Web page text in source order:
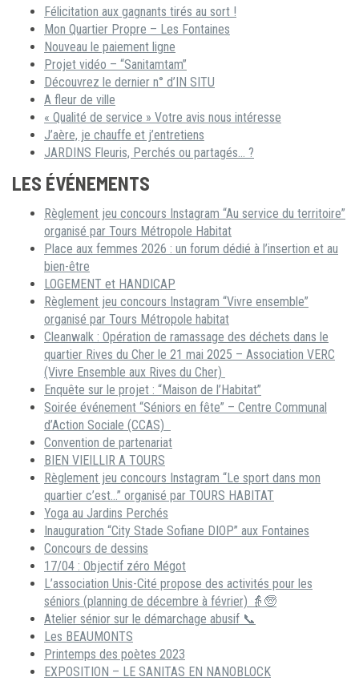
Félicitation aux gagnants tirés au sort !
Mon Quartier Propre – Les Fontaines
Nouveau le paiement ligne
Projet vidéo – “Sanitamtam”
Découvrez le dernier n° d’IN SITU
A fleur de ville
« Qualité de service » Votre avis nous intéresse
J’aère, je chauffe et j’entretiens
JARDINS Fleuris, Perchés ou partagés… ?
LES ÉVÉNEMENTS
Règlement jeu concours Instagram “Au service du territoire”
organisé par Tours Métropole Habitat
Place aux femmes 2026 : un forum dédié à l’insertion et au
bien-être
LOGEMENT et HANDICAP
Règlement jeu concours Instagram “Vivre ensemble”
organisé par Tours Métropole habitat
Cleanwalk : Opération de ramassage des déchets dans le
quartier Rives du Cher le 21 mai 2025 – Association VERC
(Vivre Ensemble aux Rives du Cher)
Enquête sur le projet : “Maison de l’Habitat”
Soirée événement “Séniors en fête” – Centre Communal
d’Action Sociale (CCAS)
Convention de partenariat
BIEN VIEILLIR A TOURS
Règlement jeu concours Instagram “Le sport dans mon
quartier c’est…” organisé par TOURS HABITAT
Yoga au Jardins Perchés
Inauguration “City Stade Sofiane DIOP” aux Fontaines
Concours de dessins
17/04 : Objectif zéro Mégot
L’association Unis-Cité propose des activités pour les
séniors (planning de décembre à février) 👵🧓
Atelier sénior sur le démarchage abusif 📞
Les BEAUMONTS
Printemps des poètes 2023
EXPOSITION – LE SANITAS EN NANOBLOCK